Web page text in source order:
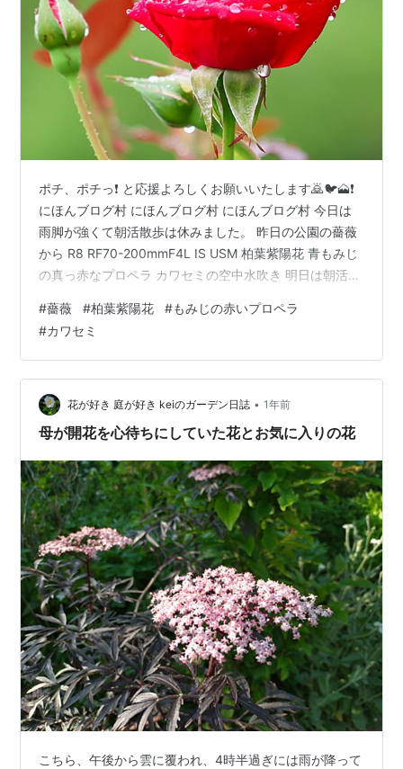
ポチ、ポチっ❗ と応援よろしくお願いいたします🙇🐦🗻❗
にほんブログ村 にほんブログ村 にほんブログ村 今日は
雨脚が強くて朝活散歩は休みました。 昨日の公園の薔薇
から R8 RF70-200mmF4L IS USM 柏葉紫陽花 青もみじ
の真っ赤なプロペラ カワセミの空中水吹き 明日は朝活散
#薔薇 #柏葉紫陽花 #もみじの赤いプロペラ
#カワセミ
花が好き 庭が好き keiのガーデン日誌 • 1年前
母が開花を心待ちにしていた花とお気に入りの花
こちら、午後から雲に覆われ、4時半過ぎには雨が降って